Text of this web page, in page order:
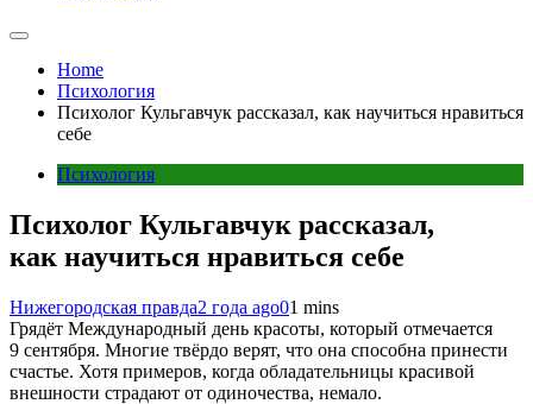
Home
Психология
Психолог Кульгавчук рассказал, как научиться нравиться
себе
Психология
Психолог Кульгавчук рассказал,
как научиться нравиться себе
Нижегородская правда2 года ago01 mins
Грядёт Международный день красоты, который отмечается
9 сентября. Многие твёрдо верят, что она способна принести
счастье. Хотя примеров, когда обладательницы красивой
внешности страдают от одиночества, немало.